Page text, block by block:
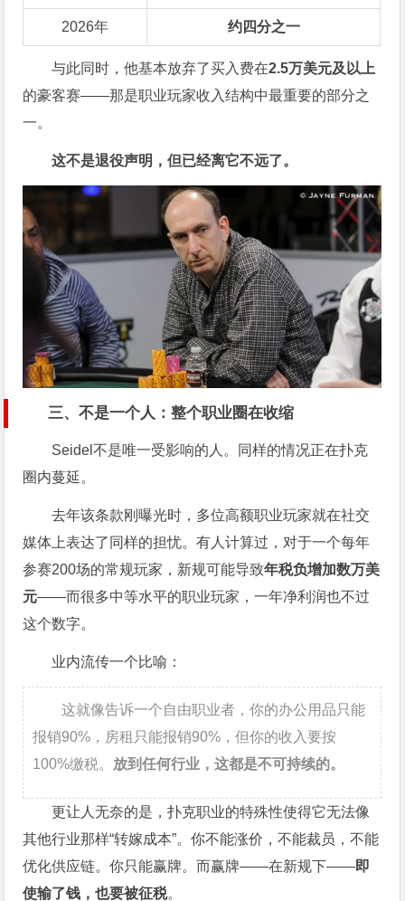
2026年 约四分之一
与此同时，他基本放弃了买入费在2.5万美元及以上
的豪客赛——那是职业玩家收入结构中最重要的部分之
一。
这不是退役声明，但已经离它不远了。
三、不是一个人：整个职业圈在收缩
Seidel不是唯一受影响的人。同样的情况正在扑克
圈内蔓延。
去年该条款刚曝光时，多位高额职业玩家就在社交
媒体上表达了同样的担忧。有人计算过，对于一个每年
参赛200场的常规玩家，新规可能导致年税负增加数万美
元——而很多中等水平的职业玩家，一年净利润也不过
这个数字。
业内流传一个比喻：
这就像告诉一个自由职业者，你的办公用品只能
报销90%，房租只能报销90%，但你的收入要按
100%缴税。 放到任何行业，这都是不可持续的。
更让人无奈的是，扑克职业的特殊性使得它无法像
其他行业那样“转嫁成本”。你不能涨价，不能裁员，不能
优化供应链。你只能赢牌。而赢牌——在新规下——即
使输了钱，也要被征税。